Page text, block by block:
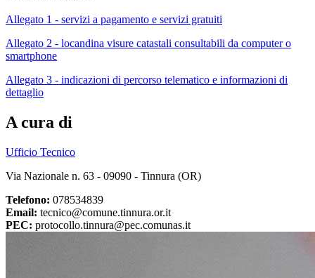
Allegato 1 - servizi a pagamento e servizi gratuiti
Allegato 2 - locandina visure catastali consultabili da computer o
smartphone
Allegato 3 - indicazioni di percorso telematico e informazioni di
dettaglio
A cura di
Ufficio Tecnico
Via Nazionale n. 63 - 09090 - Tinnura (OR)
Telefono: 078534839
Email: tecnico@comune.tinnura.or.it
PEC: protocollo.tinnura@pec.comunas.it